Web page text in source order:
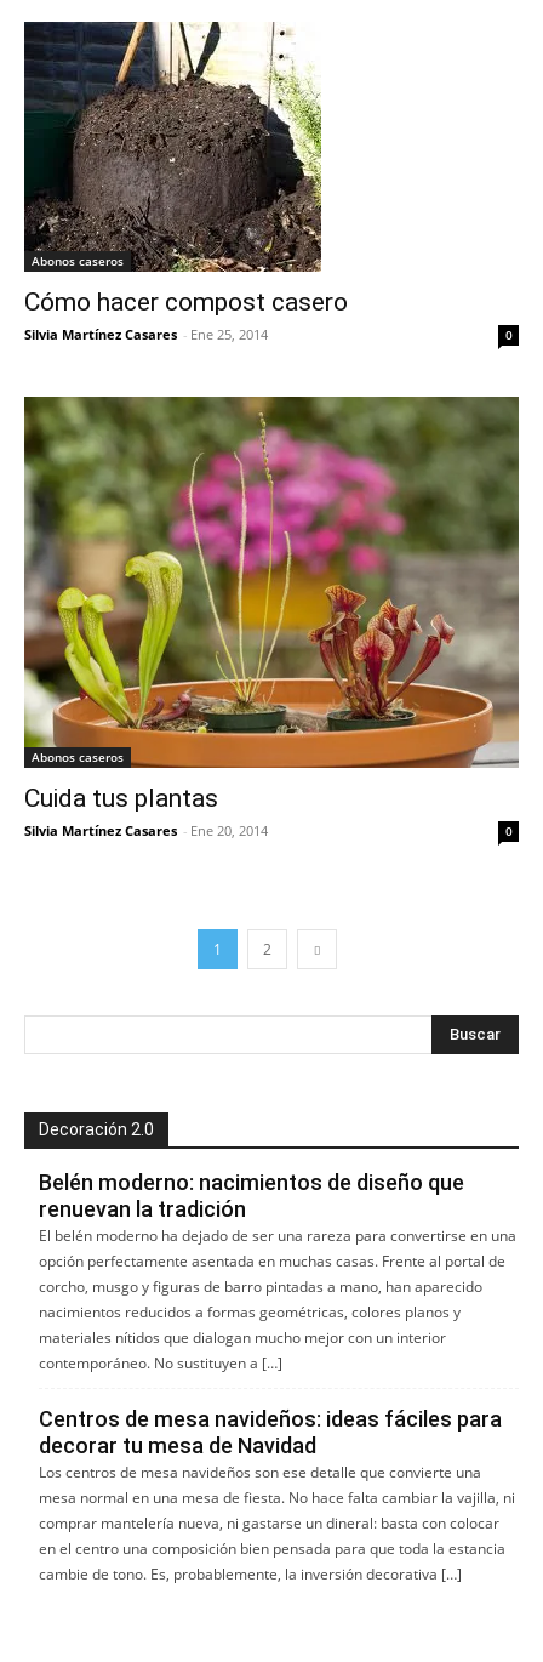
Abonos caseros
Cómo hacer compost casero
Silvia Martínez Casares - Ene 25, 2014 0
Abonos caseros
Cuida tus plantas
Silvia Martínez Casares - Ene 20, 2014 0
1 2
Decoración 2.0
Belén moderno: nacimientos de diseño que
renuevan la tradición
El belén moderno ha dejado de ser una rareza para convertirse en una
opción perfectamente asentada en muchas casas. Frente al portal de
corcho, musgo y figuras de barro pintadas a mano, han aparecido
nacimientos reducidos a formas geométricas, colores planos y
materiales nítidos que dialogan mucho mejor con un interior
contemporáneo. No sustituyen a […]
Centros de mesa navideños: ideas fáciles para
decorar tu mesa de Navidad
Los centros de mesa navideños son ese detalle que convierte una
mesa normal en una mesa de fiesta. No hace falta cambiar la vajilla, ni
comprar mantelería nueva, ni gastarse un dineral: basta con colocar
en el centro una composición bien pensada para que toda la estancia
cambie de tono. Es, probablemente, la inversión decorativa […]